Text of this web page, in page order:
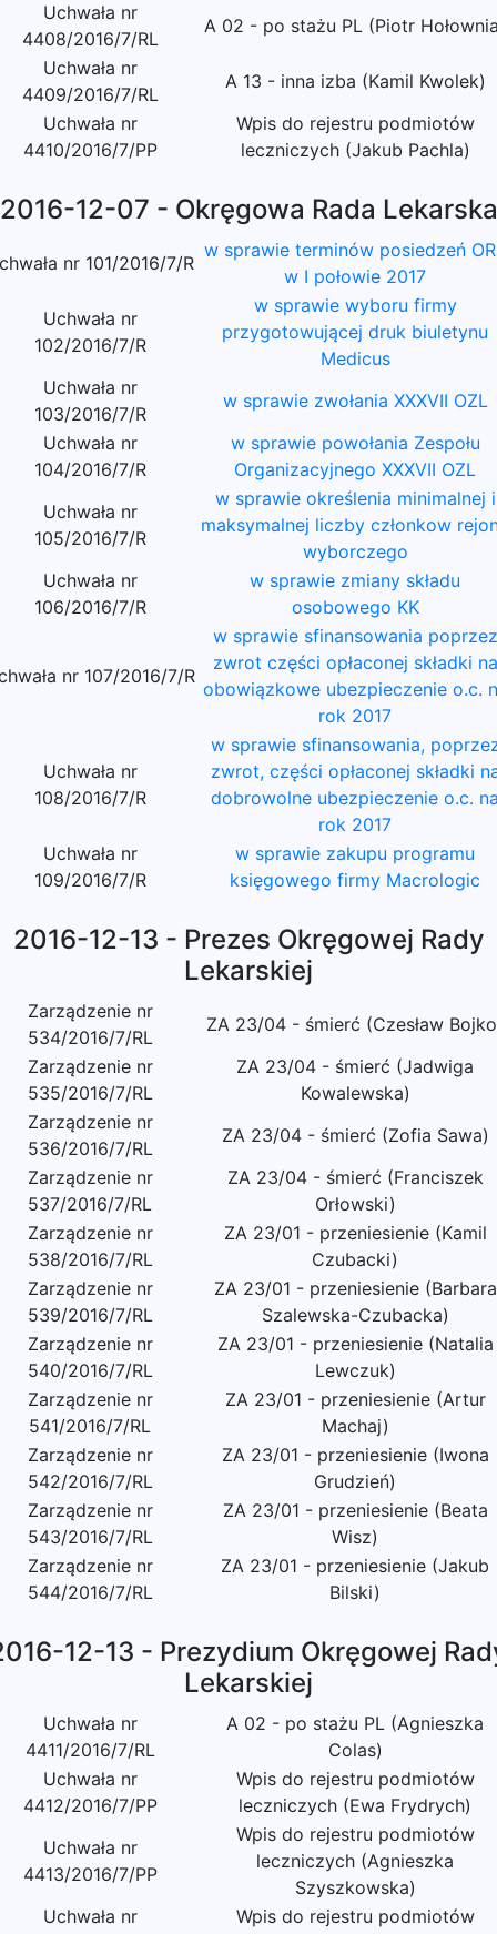
Uchwała nr
4408/2016/7/RL
A 02 - po stażu PL (Piotr
Uchwała nr
4409/2016/7/RL
A 13 - inna izba (Kamil Kwolek)
Uchwała nr
4410/2016/7/PP
Wpis do rejestru podmiotów
leczniczych (Jakub Pachla)
2016-12-07 - Okręgowa Rada Lekarska
nr 101/2016/7/R
w sprawie terminów posiedzeń
w I połowie 2017
Uchwała nr
102/2016/7/R
w sprawie wyboru firmy
przygotowującej druk biuletynu
Medicus
Uchwała nr
103/2016/7/R
w sprawie zwołania XXXVII OZL
Uchwała nr
104/2016/7/R
w sprawie powołania Zespołu
Organizacyjnego XXXVII OZL
Uchwała nr
105/2016/7/R
w sprawie określenia minimalnej i
maksymalnej liczby członkow
wyborczego
Uchwała nr
106/2016/7/R
w sprawie zmiany składu
osobowego KK
nr 107/2016/7/R
w sprawie sfinansowania poprzez
zwrot części opłaconej składki na
obowiązkowe ubezpieczenie o.c.
rok 2017
Uchwała nr
108/2016/7/R
w sprawie sfinansowania,
zwrot, części opłaconej składki
dobrowolne ubezpieczenie o.c.
rok 2017
Uchwała nr
109/2016/7/R
w sprawie zakupu programu
księgowego firmy Macrologic
2016-12-13 - Prezes Okręgowej Rady
Lekarskiej
Zarządzenie nr
534/2016/7/RL
ZA 23/04 - śmierć (Czesław
Zarządzenie nr
535/2016/7/RL
ZA 23/04 - śmierć (Jadwiga
Kowalewska)
Zarządzenie nr
536/2016/7/RL
ZA 23/04 - śmierć (Zofia Sawa)
Zarządzenie nr
537/2016/7/RL
ZA 23/04 - śmierć (Franciszek
Orłowski)
Zarządzenie nr
538/2016/7/RL
ZA 23/01 - przeniesienie (Kamil
Czubacki)
Zarządzenie nr
539/2016/7/RL
ZA 23/01 - przeniesienie (Barbara
Szalewska-Czubacka)
Zarządzenie nr
540/2016/7/RL
ZA 23/01 - przeniesienie (Natalia
Lewczuk)
Zarządzenie nr
541/2016/7/RL
ZA 23/01 - przeniesienie (Artur
Machaj)
Zarządzenie nr
542/2016/7/RL
ZA 23/01 - przeniesienie (Iwona
Grudzień)
Zarządzenie nr
543/2016/7/RL
ZA 23/01 - przeniesienie (Beata
Wisz)
Zarządzenie nr
544/2016/7/RL
ZA 23/01 - przeniesienie (Jakub
Bilski)
12-13 - Prezydium Okręgowej
Lekarskiej
Uchwała nr
4411/2016/7/RL
A 02 - po stażu PL (Agnieszka
Colas)
Uchwała nr
4412/2016/7/PP
Wpis do rejestru podmiotów
leczniczych (Ewa Frydrych)
Uchwała nr
4413/2016/7/PP
Wpis do rejestru podmiotów
leczniczych (Agnieszka
Szyszkowska)
Uchwała nr
Wpis do rejestru podmiotów